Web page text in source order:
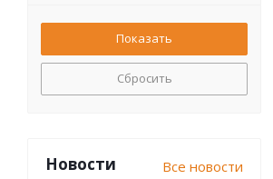
Сбросить
Новости Все новости